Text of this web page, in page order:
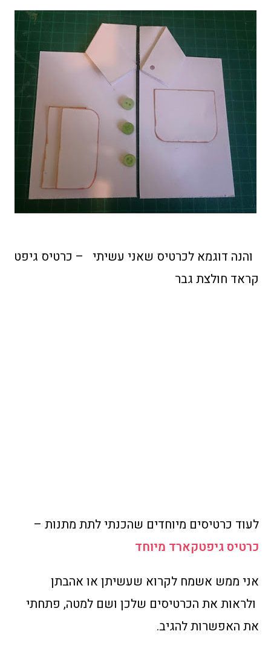
והנה דוגמא לכרטיס שאני עשיתי – כרטיס גיפט
קראד חולצת גבר
לעוד כרטיסים מיוחדים שהכנתי לתת מתנות –
כרטיס גיפטקארד מיוחד
אני ממש אשמח לקרוא שעשיתן או אהבתן
ולראות את הכרטיסים שלכן ושם למטה, פתחתי
את האפשרות להגיב.